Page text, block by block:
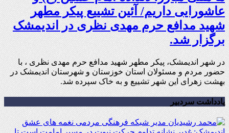
عاشورایی داریم/ آئین تشییع پیکر مطهر
شهید مدافع حرم مهدی نظری در اندیمشک
برگزار شد.
در شهر اندیمشک، پیکر مطهر شهید مدافع حرم مهدی نظری ، با
حضور مردم و مسئولان استان خوزستان و شهرستان اندیمشک در
بهشت زهرای این شهر تشییع و به خاک سپرده شد.
یادداشت سردبیر